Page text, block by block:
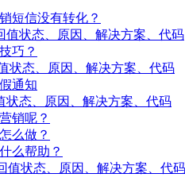
短信没有转化？
值状态、原因、解决方案、代码
巧？
状态、原因、解决方案、代码
通知
状态、原因、解决方案、代码
销呢？
么做？
么帮助？
值状态、原因、解决方案、代码